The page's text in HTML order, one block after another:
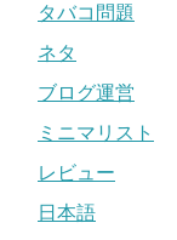
タバコ問題
ネタ
ブログ運営
ミニマリスト
レビュー
日本語